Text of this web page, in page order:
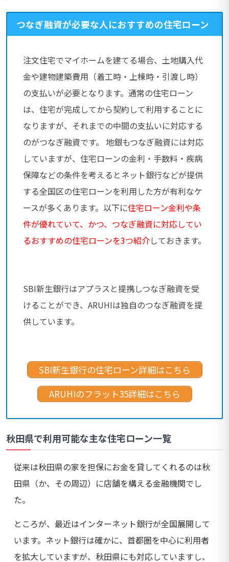
つなぎ融資が必要な人におすすめの住宅ローン
注文住宅でマイホームを建てる場合、土地購入代
金や建物建築費用（着工時・上棟時・引渡し時）
の支払いが必要となります。通常の住宅ローン
は、住宅が完成してから契約して利用することに
なりますが、それまでの中間の支払いに対応する
のがつなぎ融資です。 地銀もつなぎ融資には対応
していますが、住宅ローンの金利・手数料・疾病
保障などの条件を考えるとネット銀行などが提供
する全国区の住宅ローンを利用した方が有利なケ
ースが多くあります。以下に住宅ローン金利や条
件が優れていて、かつ、つなぎ融資に対応してい
るおすすめの住宅ローンを3つ紹介しておきます。
SBI新生銀行はアプラスと提携しつなぎ融資を受
けることができ、ARUHIは独自のつなぎ融資を提
供しています。
SBI新生銀行の住宅ローン詳細はこちら
ARUHIのフラット35詳細はこちら
秋田県で利用可能な主な住宅ローン一覧
従来は秋田県の家を担保にお金を貸してくれるのは秋
田県（か、その周辺）に店舗を構える金融機関でし
た。
ところが、最近はインターネット銀行が全国展開して
います。ネット銀行は確かに、首都圏を中心に利用者
を拡大していますが、秋田県にも対応していますし、